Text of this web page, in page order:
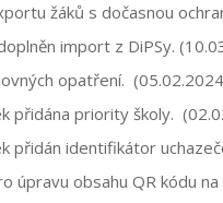
žáků s dočasnou
import z DiPSy.
opatření.
přidána priority školy.
přidán identifikátor
úpravu obsahu QR kódu